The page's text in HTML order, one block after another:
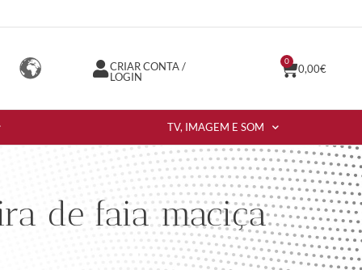
CRIAR CONTA /
LOGIN
0,00€
0
TV, IMAGEM E SOM
de faia maciça